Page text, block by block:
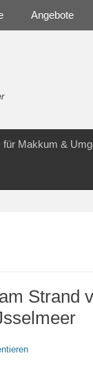
Angebote
Makkum &
Strand